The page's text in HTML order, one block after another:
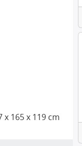
165 x 119 cm